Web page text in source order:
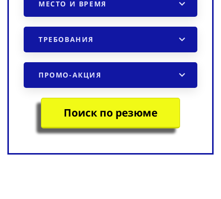
МЕСТО И ВРЕМЯ
ТРЕБОВАНИЯ
ПРОМО-АКЦИЯ
Поиск по резюме